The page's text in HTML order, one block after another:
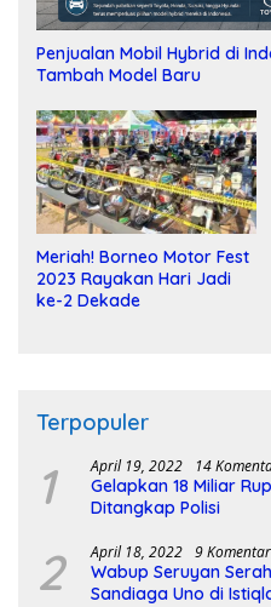
Penjualan Mobil Hybrid di
Tambah Model Baru
Meriah! Borneo Motor Fest
2023 Rayakan Hari Jadi
ke-2 Dekade
Terpopuler
1 April 19, 2022 14
Gelapkan 18 Miliar
Ditangkap Polisi
2 April 18, 2022 9 Komentar
Wabup Seruyan
Sandiaga Uno di